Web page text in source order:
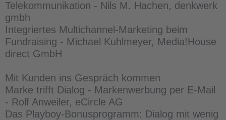
Telekommunikation - Nils M. Hachen, denkwerk
gmbh
Integriertes Multichannel-Marketing beim
Fundraising - Michael Kuhlmeyer, Media!House
direct GmbH
Mit Kunden ins Gespräch kommen
Marke trifft Dialog - Markenwerbung per E-Mail
- Rolf Anweiler, eCircle AG
Das Playboy-Bonusprogramm: Dialog mit wenig